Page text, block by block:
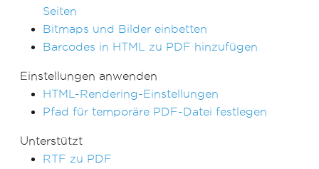
Seiten
Bitmaps und Bilder einbetten
Barcodes in HTML zu PDF hinzufügen
Einstellungen anwenden
HTML-Rendering-Einstellungen
Pfad für temporäre PDF-Datei festlegen
Unterstützt
RTF zu PDF